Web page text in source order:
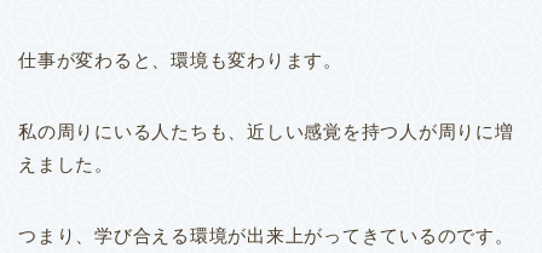
仕事が変わると、環境も変わります。
私の周りにいる人たちも、近しい感覚を持つ人が周りに増
えました。
つまり、学び合える環境が出来上がってきているのです。